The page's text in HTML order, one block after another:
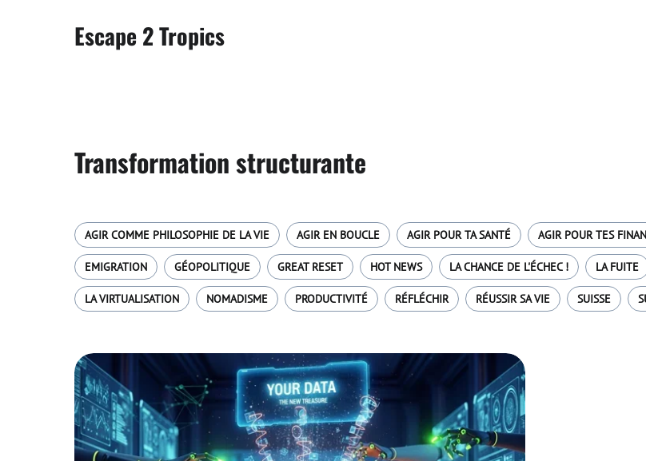
Escape 2 Tropics
Transformation structurante
AGIR COMME PHILOSOPHIE DE LA VIE AGIR EN BOUCLE AGIR POUR TA SANTÉ AGIR POUR TES
EMIGRATION GÉOPOLITIQUE GREAT RESET HOT NEWS LA CHANCE DE L'ÉCHEC ! LA FUITE
LA VIRTUALISATION NOMADISME PRODUCTIVITÉ RÉFLÉCHIR RÉUSSIR SA VIE SUISSE